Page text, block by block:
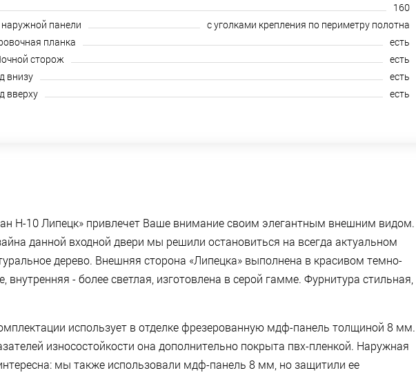
160
панели
с уголками крепления по периметру полотна
планка
есть
сторож
есть
внизу
есть
вверху
есть
Н-10 Липецк» привлечет Ваше внимание своим элегантным внешним
данной входной двери мы решили остановиться на всегда актуальном
дерево. Внешняя сторона «Липецка» выполнена в красивом темно-
внутренняя - более светлая, изготовлена в серой гамме. Фурнитура стильная,
использует в отделке фрезерованную мдф-панель толщиной 8 мм.
износостойкости она дополнительно покрыта пвх-пленкой. Наружная
мы также использовали мдф-панель 8 мм, но защитили ее